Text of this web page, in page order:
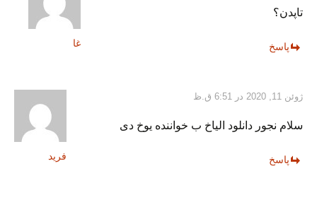
غا
تاپدن؟
پاسخ
فرید
ژوئن 11, 2020 در 6:51 ق.ظ
سلام نجور دانلود الیاخ ب خواننده یوخ دی
پاسخ